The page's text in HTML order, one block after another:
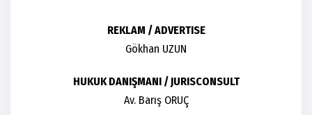
REKLAM / ADVERTISE
Gökhan UZUN
HUKUK DANIŞMANI / JURISCONSULT
Av. Barış ORUÇ